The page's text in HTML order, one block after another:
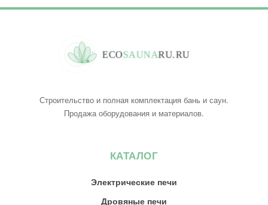
ECOSAUNARU.RU
Строительство и полная комплектация бань и саун.
Продажа оборудования и материалов.
КАТАЛОГ
Электрические печи
Дровяные печи